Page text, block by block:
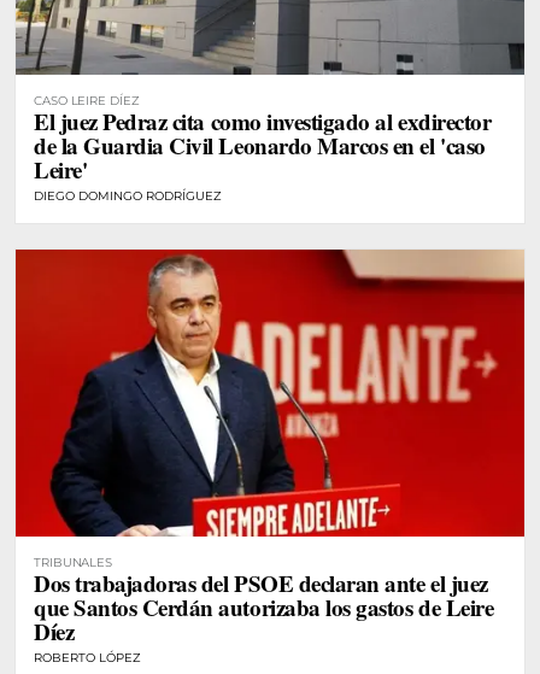
CASO LEIRE DÍEZ
El juez Pedraz cita como investigado al exdirector
de la Guardia Civil Leonardo Marcos en el 'caso
Leire'
DIEGO DOMINGO RODRÍGUEZ
TRIBUNALES
Dos trabajadoras del PSOE declaran ante el juez
que Santos Cerdán autorizaba los gastos de Leire
Díez
ROBERTO LÓPEZ